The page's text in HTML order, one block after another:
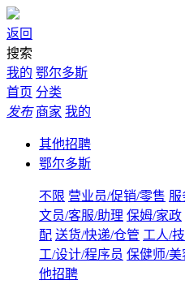
返回
搜索
我的 鄂尔多斯
首页 分类
发布 商家 我的
其他招聘
鄂尔多斯
不限 营业员/促销/零售 服
文员/客服/助理 保姆/家政
配 送货/快递/仓管 工人/
工/设计/程序员 保健师/美
他招聘